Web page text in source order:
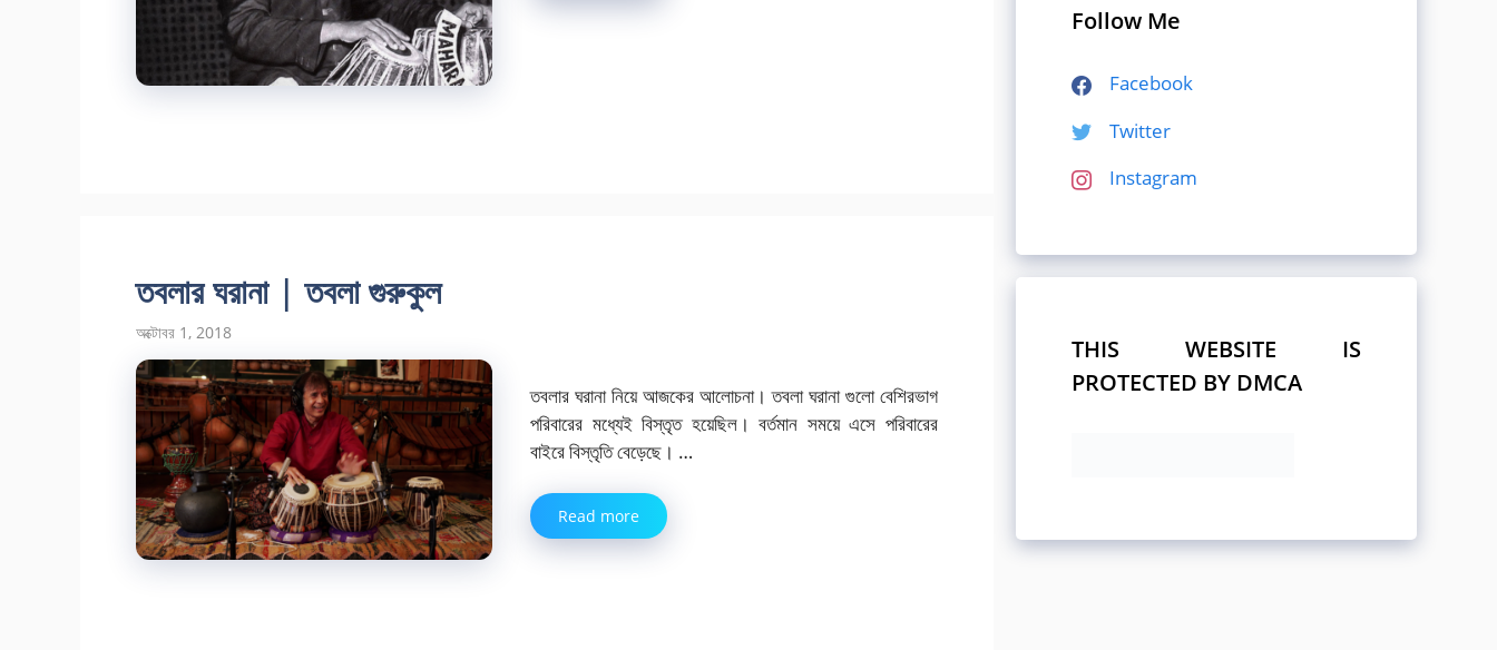
তবলার ঘরানা | তবলা গুরুকুল
অক্টোবর 1, 2018
তবলার ঘরানা নিয়ে আজকের আলোচনা। তবলা ঘরানা গুলো বেশিরভাগ
পরিবারের মধ্যেই বিস্তৃত হয়েছিল। বর্তমান সময়ে এসে পরিবারের
বাইরে বিস্তৃতি বেড়েছে। …
Read more
Follow Me
Facebook
Twitter
Instagram
THIS WEBSITE IS
PROTECTED BY DMCA